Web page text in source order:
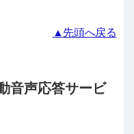
▲先頭へ戻る
音声応答サービ